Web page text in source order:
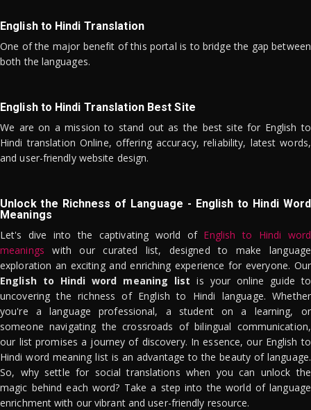
English to Hindi Translation
One of the major benefit of this portal is to bridge the gap between
both the languages.
English to Hindi Translation Best Site
We are on a mission to stand out as the best site for English to
Hindi translation Online, offering accuracy, reliability, latest words,
and user-friendly website design.
Unlock the Richness of Language - English to Hindi Word
Meanings
Let's dive into the captivating world of English to Hindi word
meanings with our curated list, designed to make language
exploration an exciting and enriching experience for everyone. Our
English to Hindi word meaning list is your online guide to
uncovering the richness of English to Hindi language. Whether
you're a language professional, a student on a learning, or
someone navigating the crossroads of bilingual communication,
our list promises a journey of discovery. In essence, our English to
Hindi word meaning list is an advantage to the beauty of language.
So, why settle for social translations when you can unlock the
magic behind each word? Take a step into the world of language
enrichment with our vibrant and user-friendly resource.